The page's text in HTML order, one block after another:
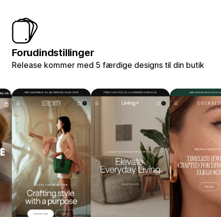
Forudindstillinger
Release kommer med 5 færdige designs til din butik